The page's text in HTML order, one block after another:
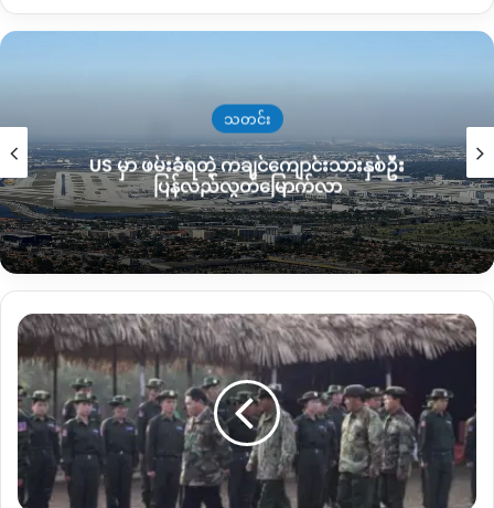
မနေ့ည လေယာဉ်နဲ့လာရောက်ပစ်ခတ်ရာမှာ စစ်ကောင်စီလက်လွတ်
လိုက်ရတဲ့ စခန်းထဲကို လာရောက်ပစ်ခတ်ခဲ့တာဖြစ်ပြီး ဒေသခံပြည်
သူတွေထိခိုက်တာမျိုးတော့ မကြားသိရဘူးလို့ သူကပြောပါတယ်။
ပြီးခဲ့တဲ့ ဒီဇင်ဘာ ၂၈ ရက်နေ့က နမ္မတူမြို့က စစ်တပ်ဗျူဟာ ခမရ
၃၂၄ ကို တအောင်းလွတ်မြောက်ရေးတပ်မတော်
TNLA
ဘက်က
သတင်း
US မှာ ဖမ်းခံရတဲ့ ကချင်ကျောင်းသားနှစ်ဦး
ပြန်လည်လွတ်မြောက်လာ
ခေါင်
လန်
ဖူး
ခ
ရန်
ထီ
မ်း